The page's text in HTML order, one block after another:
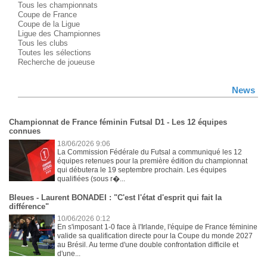
Tous les championnats
Coupe de France
Coupe de la Ligue
Ligue des Championnes
Tous les clubs
Toutes les sélections
Recherche de joueuse
News
Championnat de France féminin Futsal D1 - Les 12 équipes
connues
18/06/2026 9:06
La Commission Fédérale du Futsal a communiqué les 12
équipes retenues pour la première édition du championnat
qui débutera le 19 septembre prochain. Les équipes
qualifiées (sous r�...
Bleues - Laurent BONADEI : "C'est l'état d'esprit qui fait la
différence"
10/06/2026 0:12
En s'imposant 1-0 face à l'Irlande, l'équipe de France féminine
valide sa qualification directe pour la Coupe du monde 2027
au Brésil. Au terme d'une double confrontation difficile et
d'une...